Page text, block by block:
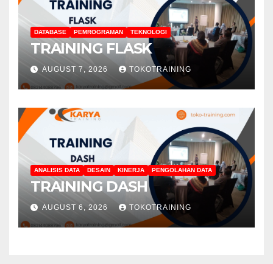
DATABASE PEMROGRAMAN TEKNOLOGI
TRAINING FLASK
AUGUST 7, 2026 TOKOTRAINING
ANALISIS DATA DESAIN KINERJA PENGOLAHAN DATA
TRAINING DASH
AUGUST 6, 2026 TOKOTRAINING